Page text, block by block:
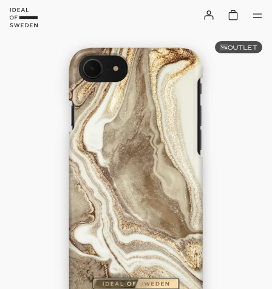
OUTLET